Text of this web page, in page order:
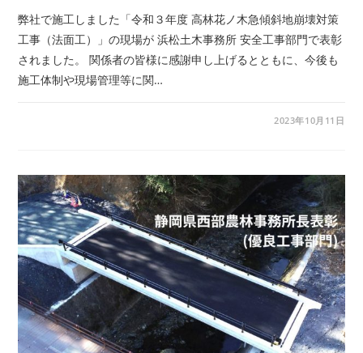
弊社で施工しました「令和３年度 高林花ノ木急傾斜地崩壊対策
工事（法面工）」の現場が 浜松土木事務所 安全工事部門で表彰
されました。 関係者の皆様に感謝申し上げるとともに、今後も
施工体制や現場管理等に関…
2023年10月11日